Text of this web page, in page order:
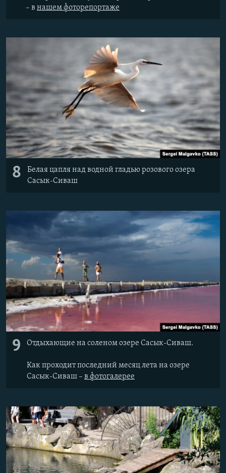
– в нашем фоторепортаже
8
Белая цапля над водной гладью розового озера
Сасык-Сиваш
9 Отдыхающие на соленом озере Сасык-Сиваш.
Как проходит последний месяц лета на озере
Сасык-Сиваш – в фотогалерее